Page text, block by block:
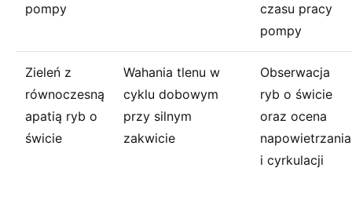
pompy
czasu pracy
pompy
Zieleń z
równoczesną
apatią ryb o
świcie
Wahania tlenu w
cyklu dobowym
przy silnym
zakwicie
Obserwacja
ryb o świcie
oraz ocena
napowietrzania
i cyrkulacji